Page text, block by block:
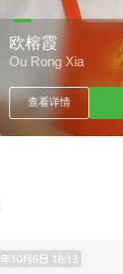
欧榕霞
Ou Rong Xia
查看详情